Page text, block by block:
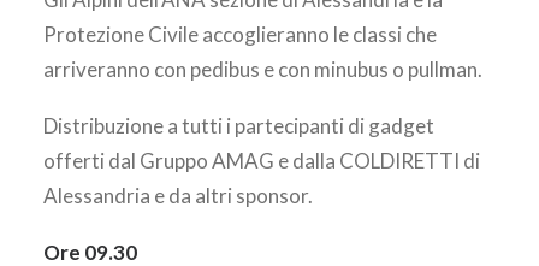
Protezione Civile accoglieranno le classi che
arriveranno con pedibus e con minubus o pullman.
Distribuzione a tutti i partecipanti di gadget
offerti dal Gruppo AMAG e dalla COLDIRETTI di
Alessandria e da altri sponsor.
Ore 09.30